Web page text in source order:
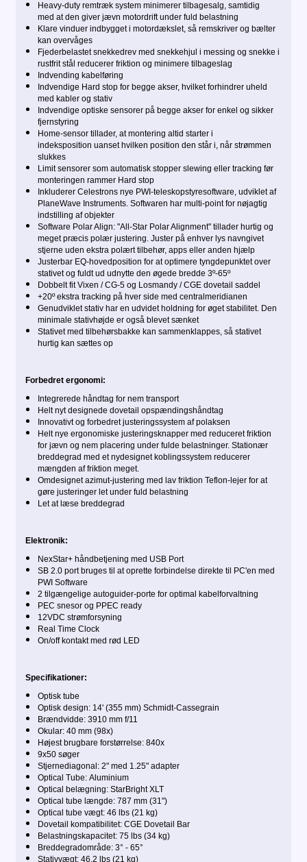
Heavy-duty remtræk system minimerer tilbagesalg, samtidig
med at den giver jævn motordrift under fuld belastning
Klare vinduer indbygget i motordækslet, så remskriver og bælter
kan overvåges
Fjederbelastet snekkedrev med snekkehjul i messing og snekke i
rustfrit stål reducerer friktion og minimere tilbageslag
Indvending kabelføring
Indvendige Hard stop for begge akser, hvilket forhindrer uheld
med kabler og stativ
Indvendige optiske sensorer på begge akser for enkel og sikker
fjernstyring
Home-sensor tillader, at montering altid starter i
indeksposition uanset hvilken position den står i, når strømmen
slukkes
Limit sensorer som automatisk stopper slewing eller tracking før
monteringen rammer Hard stop
Inkluderer Celestrons nye PWI-teleskopstyresoftware, udviklet af
PlaneWave Instruments. Softwaren har multi-point for nøjagtig
indstilling af objekter
Software Polar Align: "All-Star Polar Alignment" tillader hurtig og
meget præcis polær justering. Juster på enhver lys navngivet
stjerne uden ekstra polært tilbehør, apps eller anden hjælp
Justerbar EQ-hovedposition for at optimere tyngdepunktet over
stativet og fuldt ud udnytte den øgede bredde 3º-65º
Dobbelt fit Vixen / CG-5 og Losmandy / CGE dovetail saddel
+20º ekstra tracking på hver side med centralmeridianen
Genudviklet stativ har en udvidet holdning for øget stabilitet. Den
minimale stativhøjde er også blevet sænket
Stativet med tilbehørsbakke kan sammenklappes, så stativet
hurtig kan sættes op
Forbedret ergonomi:
Integrerede håndtag for nem transport
Helt nyt designede dovetail opspændingshåndtag
Innovativt og forbedret justeringssystem af polaksen
Helt nye ergonomiske justeringsknapper med reduceret friktion
for jævn og nem placering under fulde belastninger. Stationær
breddegrad med et nydesignet koblingssystem reducerer
mængden af ​​friktion meget.
Omdesignet azimut-justering med lav friktion Teflon-lejer for at
gøre justeringer let under fuld belastning
Let at læse breddegrad
Elektronik:
NexStar+ håndbetjening med USB Port
SB 2.0 port bruges til at oprette forbindelse direkte til PC'en med
PWI Software
2 tilgængelige autoguider-porte for optimal kabelforvaltning
PEC snesor og PPEC ready
12VDC strømforsyning
Real Time Clock
On/off kontakt med rød LED
Specifikationer:
Optisk tube
Optisk design: 14' (355 mm) Schmidt-Cassegrain
Brændvidde: 3910 mm f/11
Okular: 40 mm (98x)
Højest brugbare forstørrelse: 840x
9x50 søger
Stjernediagonal: 2" med 1.25" adapter
Optical Tube: Aluminium
Optical belægning: StarBright XLT
Optical tube længde: 787 mm (31")
Optical tube vægt: 46 lbs (21 kg)
Dovetail kompatibilitet: CGE Dovetail Bar
Belastningskapacitet: 75 lbs (34 kg)
Breddegradområde: 3° - 65°
Stativvægt: 46.2 lbs (21 kg)